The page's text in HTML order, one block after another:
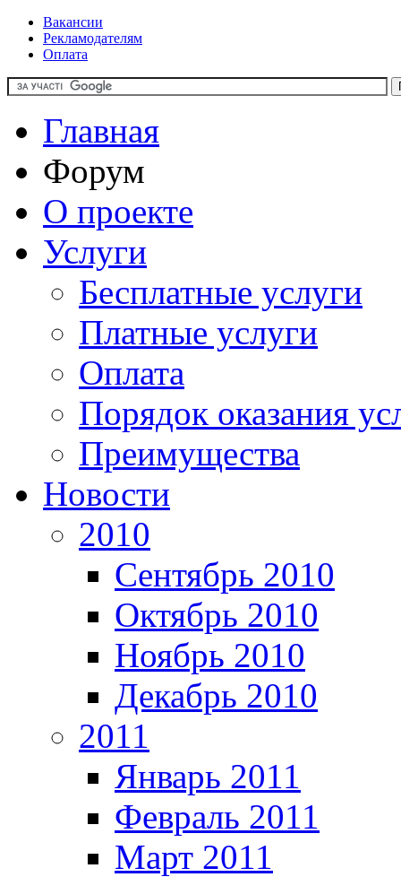
Вакансии
Рекламодателям
Оплата
Главная
Форум
О проекте
Услуги
Бесплатные услуги
Платные услуги
Оплата
Порядок оказания
Преимущества
Новости
2010
Сентябрь 2010
Октябрь 2010
Ноябрь 2010
Декабрь 2010
2011
Январь 2011
Февраль 2011
Март 2011